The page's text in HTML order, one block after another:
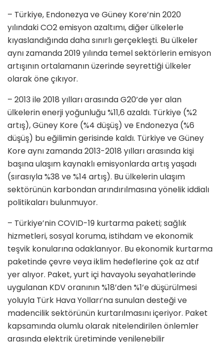
– Türkiye, Endonezya ve Güney Kore’nin 2020
yılındaki CO2 emisyon azaltımı, diğer ülkelerle
kıyaslandığında daha sınırlı gerçekleşti. Bu ülkeler
aynı zamanda 2019 yılında temel sektörlerin emisyon
artışının ortalamanın üzerinde seyrettiği ülkeler
olarak öne çıkıyor.
– 2013 ile 2018 yılları arasında G20’de yer alan
ülkelerin enerji yoğunluğu %11,6 azaldı. Türkiye (%2
artış), Güney Kore (%4 düşüş) ve Endonezya (%6
düşüş) bu eğilimin gerisinde kaldı. Türkiye ve Güney
Kore aynı zamanda 2013-2018 yılları arasında kişi
başına ulaşım kaynaklı emisyonlarda artış yaşadı
(sırasıyla %38 ve %14 artış). Bu ülkelerin ulaşım
sektörünün karbondan arındırılmasına yönelik iddialı
politikaları bulunmuyor.
– Türkiye’nin COVID-19 kurtarma paketi; sağlık
hizmetleri, sosyal koruma, istihdam ve ekonomik
teşvik konularına odaklanıyor. Bu ekonomik kurtarma
paketinde çevre veya iklim hedeflerine çok az atıf
yer alıyor. Paket, yurt içi havayolu seyahatlerinde
uygulanan KDV oranının %18’den %1’e düşürülmesi
yoluyla Türk Hava Yolları’na sunulan desteği ve
madencilik sektörünün kurtarılmasını içeriyor. Paket
kapsamında olumlu olarak nitelendirilen önlemler
arasında elektrik üretiminde yenilenebilir